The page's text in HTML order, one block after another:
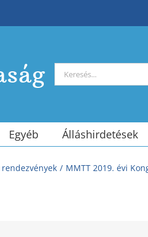
Keresés...
Egyéb Álláshirdetések
rendezvények MMTT 2019. évi